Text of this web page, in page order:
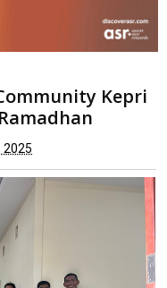
Tebar Kebaikan di
Kepri
2025